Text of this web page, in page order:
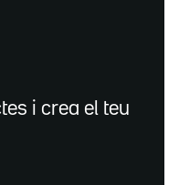
i crea el teu